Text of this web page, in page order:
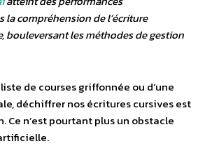
la compréhension de l’écriture
bouleversant les méthodes de gestion
liste de courses griffonnée ou d’une
déchiffrer nos écritures cursives est
Ce n’est pourtant plus un obstacle